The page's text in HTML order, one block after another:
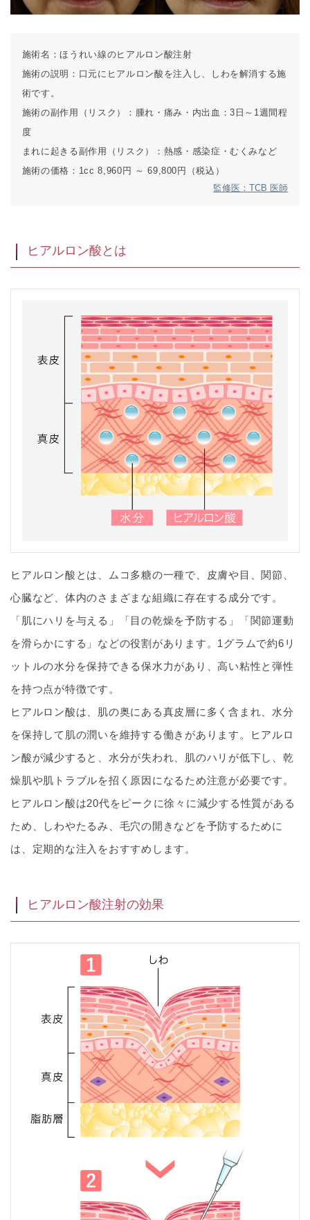
施術名：ほうれい線のヒアルロン酸注射
施術の説明： 口元にヒアルロン酸を注入し、しわを解消する施
術です。
施術の副作用（リスク）： 腫れ・痛み・内出血：3日～1週間程
度
まれに起きる副作用（リスク）： 熱感・感染症・むくみなど
施術の価格： 1cc 8,960円 ～ 69,800円（税込）
監修医：TCB 医師
ヒアルロン酸とは
ヒアルロン酸とは、ムコ多糖の一種で、皮膚や目、関節、
心臓など、体内のさまざまな組織に存在する成分です。
「肌にハリを与える」「目の乾燥を予防する」「関節運動
を滑らかにする」などの役割があります。1グラムで約6リ
ットルの水分を保持できる保水力があり、高い粘性と弾性
を持つ点が特徴です。
ヒアルロン酸は、肌の奥にある真皮層に多く含まれ、水分
を保持して肌の潤いを維持する働きがあります。ヒアルロ
ン酸が減少すると、水分が失われ、肌のハリが低下し、乾
燥肌や肌トラブルを招く原因になるため注意が必要です。
ヒアルロン酸は20代をピークに徐々に減少する性質がある
ため、しわやたるみ、毛穴の開きなどを予防するために
は、定期的な注入をおすすめします。
ヒアルロン酸注射の効果